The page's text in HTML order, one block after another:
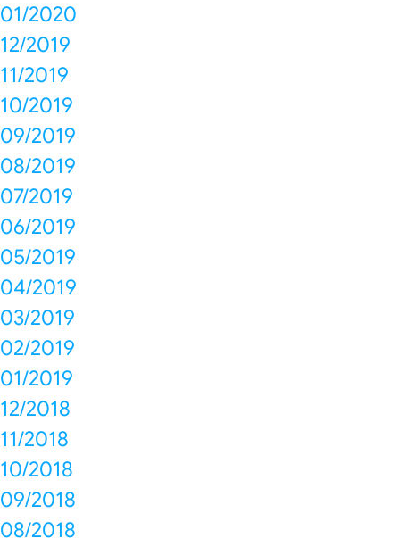
01/2020
12/2019
11/2019
10/2019
09/2019
08/2019
07/2019
06/2019
05/2019
04/2019
03/2019
02/2019
01/2019
12/2018
11/2018
10/2018
09/2018
08/2018